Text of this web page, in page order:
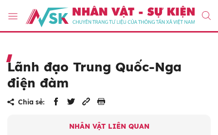
Lãnh đạo Trung Quốc-Nga
điện đàm
Chia sẻ:
NHÂN VẬT LIÊN QUAN